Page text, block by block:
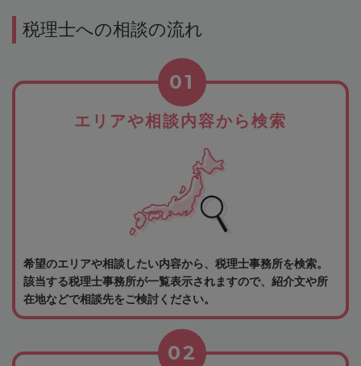
税理士への相談の流れ
エリアや相談内容から検索
01
希望のエリアや相談したい内容から、税理士事務所を検索。
該当する税理士事務所が一覧表示されますので、紹介文や所
在地などで相談先をご検討ください。
02